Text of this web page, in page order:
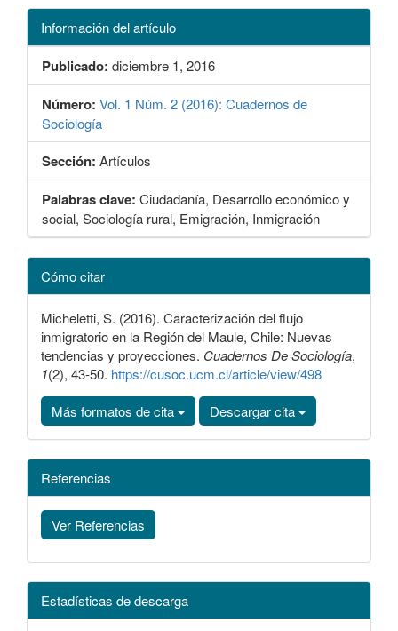
Información del artículo
Publicado: diciembre 1, 2016
Número: Vol. 1 Núm. 2 (2016): Cuadernos de
Sociología
Sección: Artículos
Palabras clave: Ciudadanía, Desarrollo económico y
social, Sociología rural, Emigración, Inmigración
Detalles
del
artículo
Cómo citar
Micheletti, S. (2016). Caracterización del flujo
inmigratorio en la Región del Maule, Chile: Nuevas
tendencias y proyecciones. Cuadernos De Sociología,
1(2), 43-50. https://cusoc.ucm.cl/article/view/498
Más formatos de cita
Descargar cita
Referencias
Ver Referencias
Estadísticas de descarga